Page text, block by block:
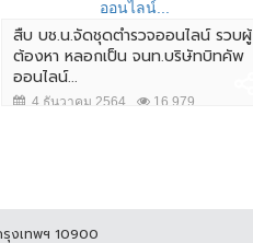
สืบ บช.น.จัดชุดตำรวจออนไลน์ รวบผู้
ต้องหา หลอกเป็น จนท.บริษัทบิทคัพ
ออนไลน์...
4 ธันวาคม 2564 16,979
รุงเทพฯ 10900